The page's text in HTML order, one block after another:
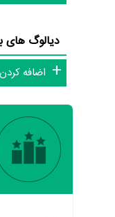
دیالوگ های
اضافه